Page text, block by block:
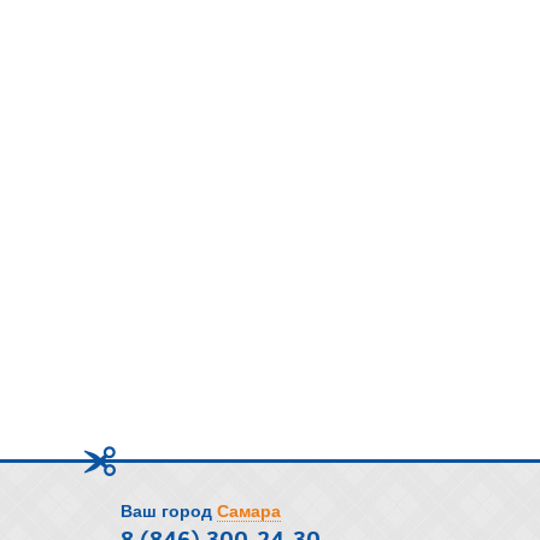
Ваш город Самара